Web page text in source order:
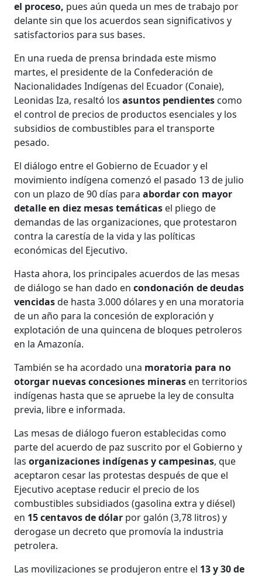
el proceso, pues aún queda un mes de trabajo por
delante sin que los acuerdos sean significativos y
satisfactorios para sus bases.
En una rueda de prensa brindada este mismo
martes, el presidente de la Confederación de
Nacionalidades Indígenas del Ecuador (Conaie),
Leonidas Iza, resaltó losasuntos pendientes como
el control de precios de productos esenciales y los
subsidios de combustibles para el transporte
pesado.
El diálogo entre el Gobierno de Ecuador y el
movimiento indígena comenzó el pasado 13 de julio
con un plazo de 90 días paraabordar con mayor
detalle en diez mesas temáticas el pliego de
demandas de las organizaciones, que protestaron
contra la carestía de la vida y las políticas
económicas del Ejecutivo.
Hasta ahora, los principales acuerdos de las mesas
de diálogo se han dado encondonación de deudas
vencidasde hasta 3.000 dólares y en una moratoria
de un año para la concesión de exploración y
explotación de una quincena de bloques petroleros
en la Amazonía.
También se ha acordado una moratoria para no
otorgar nuevas concesiones mineras en territorios
indígenas hasta que se apruebe la ley de consulta
previa, libre e informada.
Las mesas de diálogo fueron establecidas como
parte del acuerdo de paz suscrito por el Gobierno y
lasorganizaciones indígenas y campesinas, que
aceptaron cesar las protestas después de que el
Ejecutivo aceptase reducir el precio de los
combustibles subsidiados (gasolina extra y diésel)
en 15 centavos de dólar por galón (3,78 litros) y
derogase un decreto que promovía la industria
petrolera.
Las movilizaciones se produjeron entre el 13 y 30 de